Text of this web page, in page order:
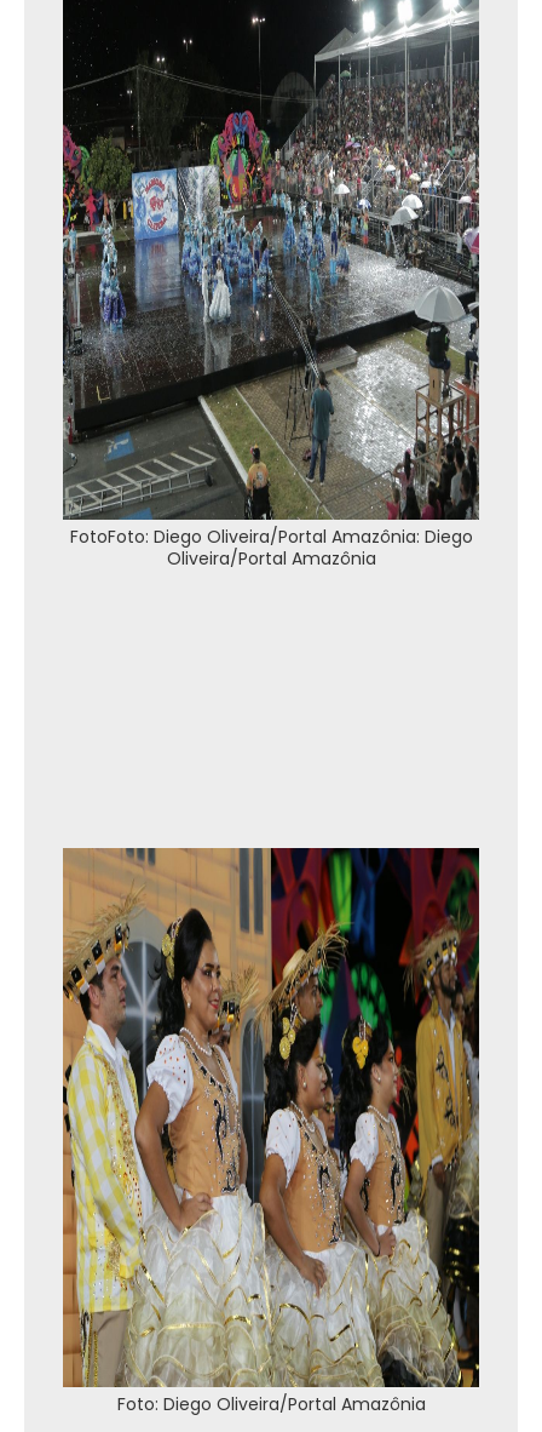
FotoFoto: Diego Oliveira/Portal Amazônia: Diego
Oliveira/Portal Amazônia
Foto: Diego Oliveira/Portal Amazônia